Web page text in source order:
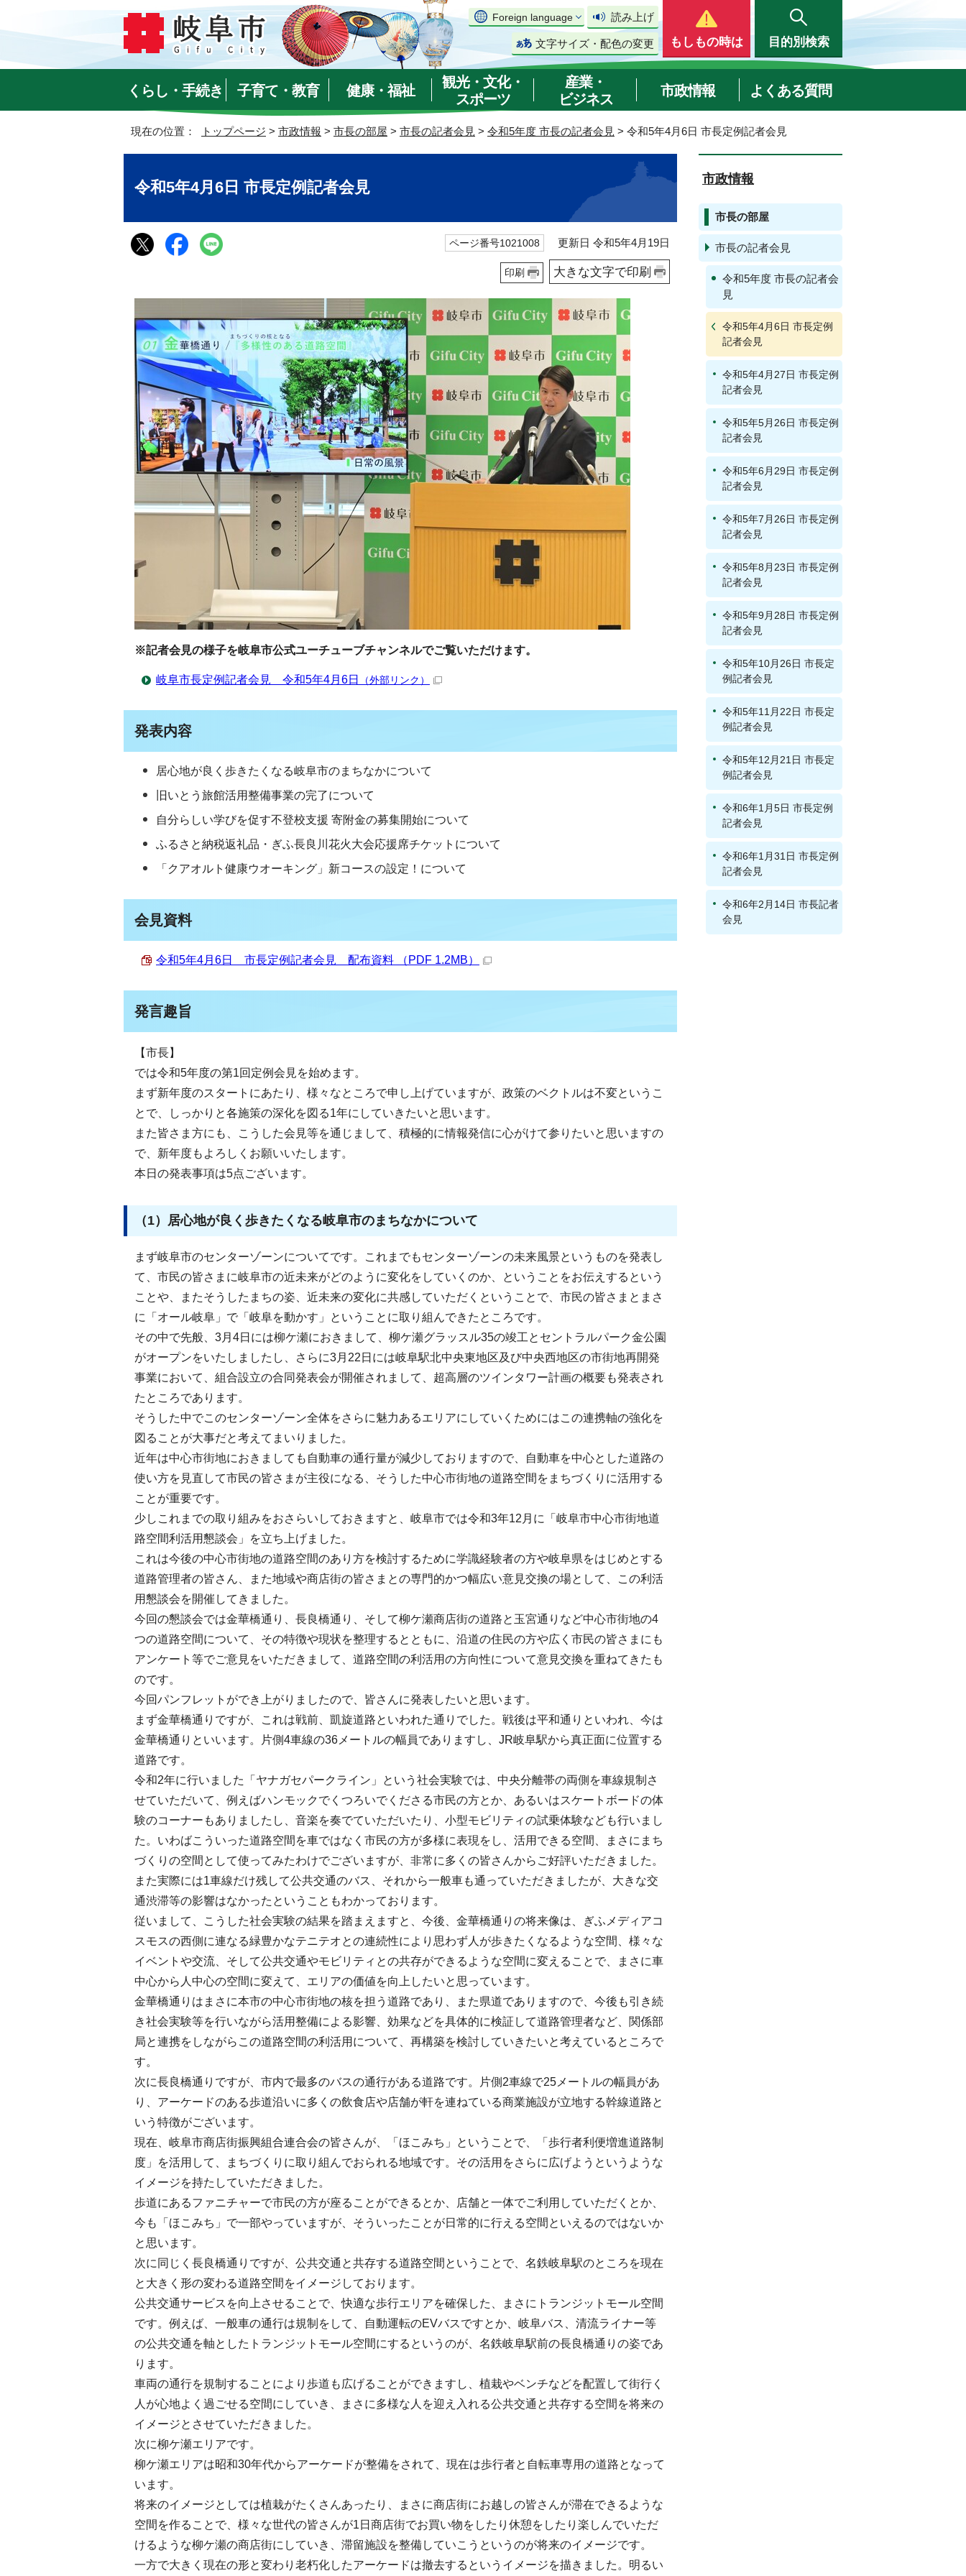
Foreign language 読み上げ
文字サイズ・配色の変更 もしもの時は 目的別検索
くらし・手続き 子育て・教育 健康・福祉
観光・文化・
スポーツ
産業・
ビジネス
市政情報 よくある質問
現在の位置： トップページ > 市政情報 > 市長の部屋 > 市長の記者会見 > 令和5年度 市長の記者会見 > 令和5年4月6日 市長定例記者会見
令和5年4月6日 市長定例記者会見
ページ番号1021008 更新日 令和5年4月19日
印刷 大きな文字で印刷
※記者会見の様子を岐阜市公式ユーチューブチャンネルでご覧いただけます。
岐阜市長定例記者会見 令和5年4月6日 （外部リンク）
発表内容
居心地が良く歩きたくなる岐阜市のまちなかについて
旧いとう旅館活用整備事業の完了について
自分らしい学びを促す不登校支援 寄附金の募集開始について
ふるさと納税返礼品・ぎふ長良川花火大会応援席チケットについて
「クアオルト健康ウオーキング」新コースの設定！について
会見資料
令和5年4月6日 市長定例記者会見 配布資料 （PDF 1.2MB）
発言趣旨
【市長】
では令和5年度の第1回定例会見を始めます。
まず新年度のスタートにあたり、様々なところで申し上げていますが、政策のベクトルは不変というこ
とで、しっかりと各施策の深化を図る1年にしていきたいと思います。
また皆さま方にも、こうした会見等を通じまして、積極的に情報発信に心がけて参りたいと思いますの
で、新年度もよろしくお願いいたします。
本日の発表事項は5点ございます。
（1）居心地が良く歩きたくなる岐阜市のまちなかについて
まず岐阜市のセンターゾーンについてです。これまでもセンターゾーンの未来風景というものを発表し
て、市民の皆さまに岐阜市の近未来がどのように変化をしていくのか、ということをお伝えするという
ことや、またそうしたまちの姿、近未来の変化に共感していただくということで、市民の皆さまとまさ
に「オール岐阜」で「岐阜を動かす」ということに取り組んできたところです。
その中で先般、3月4日には柳ケ瀬におきまして、柳ケ瀬グラッスル35の竣工とセントラルパーク金公園
がオープンをいたしましたし、さらに3月22日には岐阜駅北中央東地区及び中央西地区の市街地再開発
事業において、組合設立の合同発表会が開催されまして、超高層のツインタワー計画の概要も発表され
たところであります。
そうした中でこのセンターゾーン全体をさらに魅力あるエリアにしていくためにはこの連携軸の強化を
図ることが大事だと考えてまいりました。
近年は中心市街地におきましても自動車の通行量が減少しておりますので、自動車を中心とした道路の
使い方を見直して市民の皆さまが主役になる、そうした中心市街地の道路空間をまちづくりに活用する
ことが重要です。
少しこれまでの取り組みをおさらいしておきますと、岐阜市では令和3年12月に「岐阜市中心市街地道
路空間利活用懇談会」を立ち上げました。
これは今後の中心市街地の道路空間のあり方を検討するために学識経験者の方や岐阜県をはじめとする
道路管理者の皆さん、また地域や商店街の皆さまとの専門的かつ幅広い意見交換の場として、この利活
用懇談会を開催してきました。
今回の懇談会では金華橋通り、長良橋通り、そして柳ケ瀬商店街の道路と玉宮通りなど中心市街地の4
つの道路空間について、その特徴や現状を整理するとともに、沿道の住民の方や広く市民の皆さまにも
アンケート等でご意見をいただきまして、道路空間の利活用の方向性について意見交換を重ねてきたも
のです。
今回パンフレットができ上がりましたので、皆さんに発表したいと思います。
まず金華橋通りですが、これは戦前、凱旋道路といわれた通りでした。戦後は平和通りといわれ、今は
金華橋通りといいます。片側4車線の36メートルの幅員でありますし、JR岐阜駅から真正面に位置する
道路です。
令和2年に行いました「ヤナガセパークライン」という社会実験では、中央分離帯の両側を車線規制さ
せていただいて、例えばハンモックでくつろいでくださる市民の方とか、あるいはスケートボードの体
験のコーナーもありましたし、音楽を奏でていただいたり、小型モビリティの試乗体験なども行いまし
た。いわばこういった道路空間を車ではなく市民の方が多様に表現をし、活用できる空間、まさにまち
づくりの空間として使ってみたわけでございますが、非常に多くの皆さんからご好評いただきました。
また実際には1車線だけ残して公共交通のバス、それから一般車も通っていただきましたが、大きな交
通渋滞等の影響はなかったということもわかっております。
従いまして、こうした社会実験の結果を踏まえますと、今後、金華橋通りの将来像は、ぎふメディアコ
スモスの西側に連なる緑豊かなテニテオとの連続性により思わず人が歩きたくなるような空間、様々な
イベントや交流、そして公共交通やモビリティとの共存ができるような空間に変えることで、まさに車
中心から人中心の空間に変えて、エリアの価値を向上したいと思っています。
金華橋通りはまさに本市の中心市街地の核を担う道路であり、また県道でありますので、今後も引き続
き社会実験等を行いながら活用整備による影響、効果などを具体的に検証して道路管理者など、関係部
局と連携をしながらこの道路空間の利活用について、再構築を検討していきたいと考えているところで
す。
次に長良橋通りですが、市内で最多のバスの通行がある道路です。片側2車線で25メートルの幅員があ
り、アーケードのある歩道沿いに多くの飲食店や店舗が軒を連ねている商業施設が立地する幹線道路と
いう特徴がございます。
現在、岐阜市商店街振興組合連合会の皆さんが、「ほこみち」ということで、「歩行者利便増進道路制
度」を活用して、まちづくりに取り組んでおられる地域です。その活用をさらに広げようというような
イメージを持たしていただきました。
歩道にあるファニチャーで市民の方が座ることができるとか、店舗と一体でご利用していただくとか、
今も「ほこみち」で一部やっていますが、そういったことが日常的に行える空間といえるのではないか
と思います。
次に同じく長良橋通りですが、公共交通と共存する道路空間ということで、名鉄岐阜駅のところを現在
と大きく形の変わる道路空間をイメージしております。
公共交通サービスを向上させることで、快適な歩行エリアを確保した、まさにトランジットモール空間
です。例えば、一般車の通行は規制をして、自動運転のEVバスですとか、岐阜バス、清流ライナー等
の公共交通を軸としたトランジットモール空間にするというのが、名鉄岐阜駅前の長良橋通りの姿であ
ります。
車両の通行を規制することにより歩道も広げることができますし、植栽やベンチなどを配置して街行く
人が心地よく過ごせる空間にしていき、まさに多様な人を迎え入れる公共交通と共存する空間を将来の
イメージとさせていただきました。
次に柳ケ瀬エリアです。
柳ケ瀬エリアは昭和30年代からアーケードが整備をされて、現在は歩行者と自転車専用の道路となって
います。
将来のイメージとしては植栽がたくさんあったり、まさに商店街にお越しの皆さんが滞在できるような
空間を作ることで、様々な世代の皆さんが1日商店街でお買い物をしたり休憩をしたり楽しんでいただ
けるような柳ケ瀬の商店街にしていき、滞留施設を整備していこうというのが将来のイメージです。
一方で大きく現在の形と変わり老朽化したアーケードは撤去するというイメージを描きました。明るい
市政情報
市長の部屋
市長の記者会見
令和5年度 市長の記者会
見
令和5年4月6日 市長定例
記者会見
令和5年4月27日 市長定例
記者会見
令和5年5月26日 市長定例
記者会見
令和5年6月29日 市長定例
記者会見
令和5年7月26日 市長定例
記者会見
令和5年8月23日 市長定例
記者会見
令和5年9月28日 市長定例
記者会見
令和5年10月26日 市長定
例記者会見
令和5年11月22日 市長定
例記者会見
令和5年12月21日 市長定
例記者会見
令和6年1月5日 市長定例
記者会見
令和6年1月31日 市長定例
記者会見
令和6年2月14日 市長記者
会見